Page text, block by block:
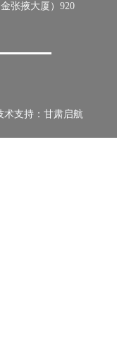
张掖大厦）920
支持： 甘肃启航